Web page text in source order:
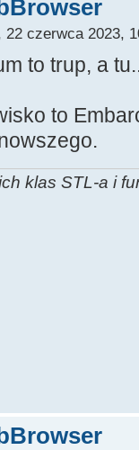
22 czerwca 2023,
to trup, a
to
klas STL-a i